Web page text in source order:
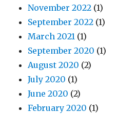
November 2022 (1)
September 2022 (1)
March 2021 (1)
September 2020 (1)
August 2020 (2)
July 2020 (1)
June 2020 (2)
February 2020 (1)